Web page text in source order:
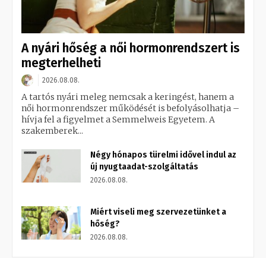
A nyári hőség a női hormonrendszert is
megterhelheti
2026.08.08.
A tartós nyári meleg nemcsak a keringést, hanem a
női hormonrendszer működését is befolyásolhatja –
hívja fel a figyelmet a Semmelweis Egyetem. A
szakemberek...
Négy hónapos türelmi idővel indul az
új nyugtaadat-szolgáltatás
2026.08.08.
Miért viseli meg szervezetünket a
hőség?
2026.08.08.